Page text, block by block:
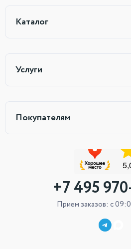
Каталог
Услуги
Покупателям
+7 495
Прием заказов: с